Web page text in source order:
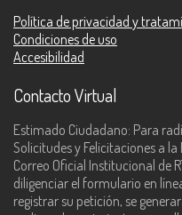
Política de privacidad y
Condiciones de uso
Accesibilidad
Contacto Virtual
Estimado Ciudadano: Para
Solicitudes y Felicitaciones a
Correo Oficial Institucional de
diligenciar el formulario en
registrar su petición, se